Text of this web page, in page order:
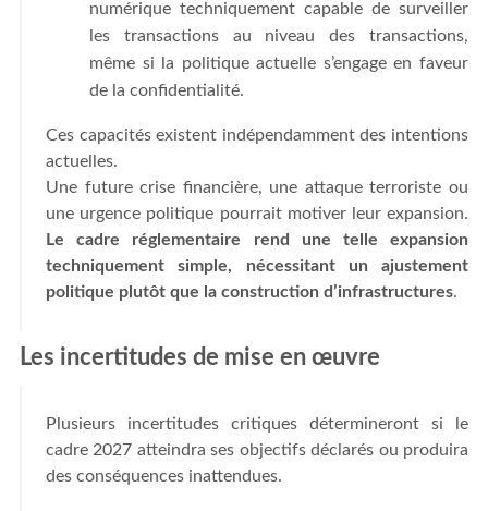
numérique techniquement capable de surveiller
les transactions au niveau des transactions,
même si la politique actuelle s’engage en faveur
de la confidentialité.
Ces capacités existent indépendamment des intentions
actuelles.
Une future crise financière, une attaque terroriste ou
une urgence politique pourrait motiver leur expansion.
Le cadre réglementaire rend une telle expansion
techniquement simple, nécessitant un ajustement
politique plutôt que la construction d’infrastructures.
Les incertitudes de mise en œuvre
Plusieurs incertitudes critiques détermineront si le
cadre 2027 atteindra ses objectifs déclarés ou produira
des conséquences inattendues.